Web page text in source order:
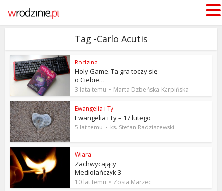
Tag -Carlo Acutis
Rodzina
Holy Game. Ta gra toczy się
o Ciebie…
3 lata temu Marta Dzbeńska-Karpińska
Ewangelia i Ty
Ewangelia i Ty – 17 lutego
5 lat temu ks. Stefan Radziszewski
Wiara
Zachwycający
Mediolańczyk 3
10 lat temu Zosia Marzec